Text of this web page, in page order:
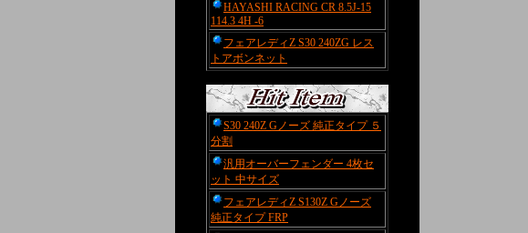
HAYASHI RACING CR 8.5J-15
114.3 4H -6
フェアレディZ S30 240ZG レス
トアボンネット
S30 240Z Gノーズ 純正タイプ ５
分割
汎用オーバーフェンダー 4枚セ
ット 中サイズ
フェアレディZ S130Z Gノーズ
純正タイプ FRP